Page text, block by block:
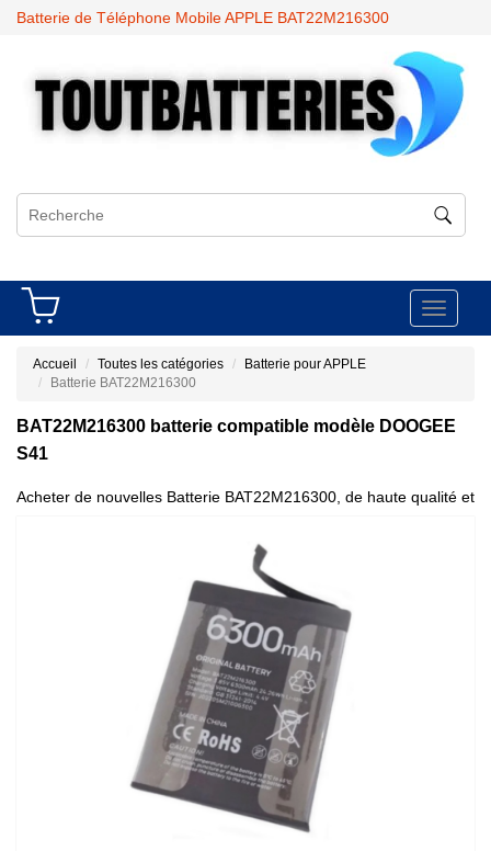
Batterie de Téléphone Mobile APPLE BAT22M216300
Toggle
Accueil Toutes les catégories
Batterie pour APPLE
Batterie BAT22M216300
BAT22M216300 batterie compatible modèle DOOGEE
S41
Acheter de nouvelles Batterie BAT22M216300, de haute qualité et